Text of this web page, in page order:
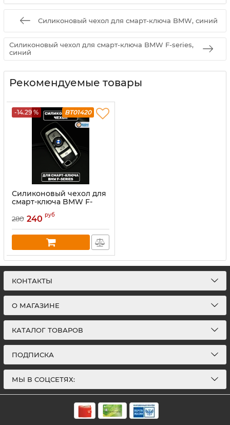
Силиконовый чехол для смарт-ключа BMW, синий
Силиконовый чехол для смарт-ключа BMW F-series,
синий
Рекомендуемые товары
-14.29 % BT01420
Силиконовый чехол для
смарт-ключа BMW F-
series, серый
280 240 руб
КОНТАКТЫ
О МАГАЗИНЕ
КАТАЛОГ ТОВАРОВ
ПОДПИСКА
МЫ В СОЦСЕТЯХ: